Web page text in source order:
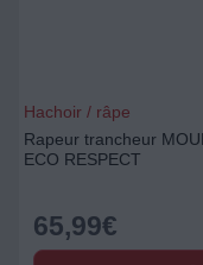
Hachoir / râpe
Rapeur trancheur
ECO RESPECT
65,99€